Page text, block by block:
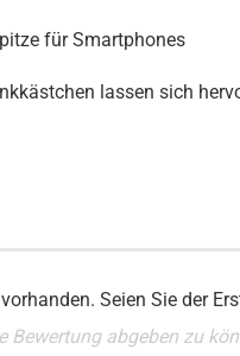
für Smartphones
lassen sich
Seien Sie der
Bewertung abgeben zu